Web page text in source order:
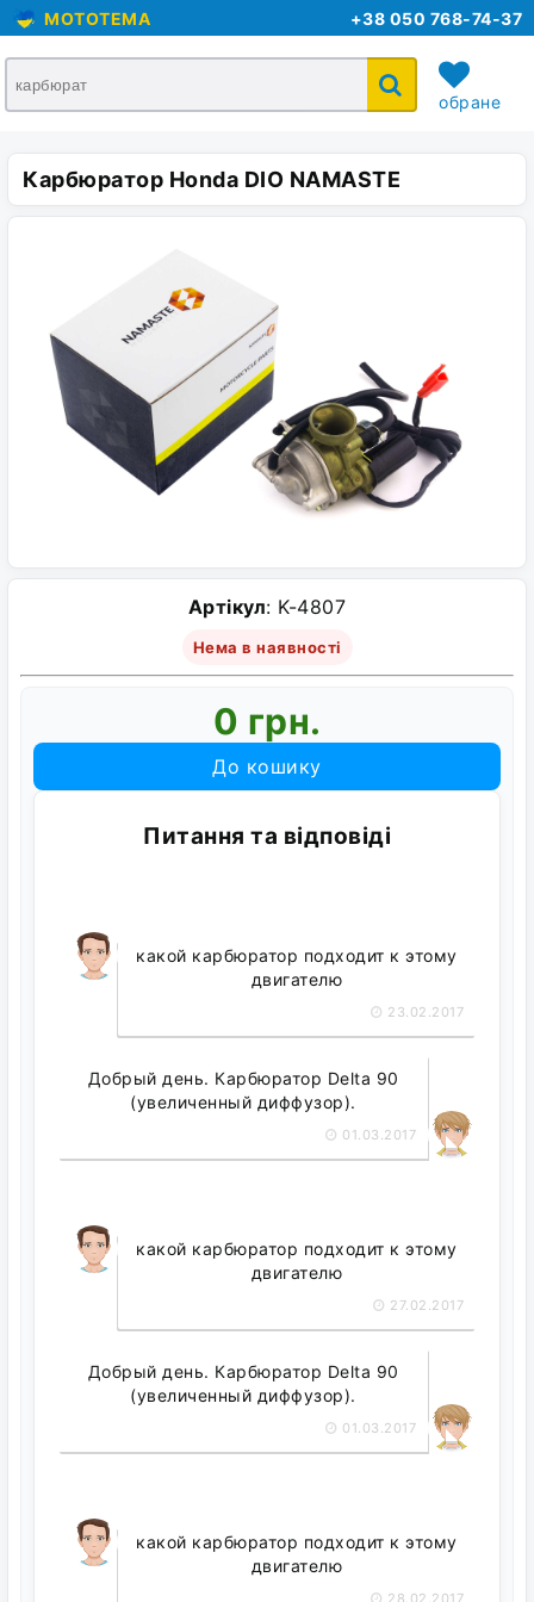
MOTOTEMA +38 050 768-74-37
обране
Карбюратор Honda DIO NAMASTE
Артікул: K-4807
Нема в наявності
0 грн.
До кошику
Питання та відповіді
какой карбюратор подходит к этому
двигателю
23.02.2017
Добрый день. Карбюратор Delta 90
(увеличенный диффузор).
01.03.2017
какой карбюратор подходит к этому
двигателю
27.02.2017
Добрый день. Карбюратор Delta 90
(увеличенный диффузор).
01.03.2017
какой карбюратор подходит к этому
двигателю
28.02.2017